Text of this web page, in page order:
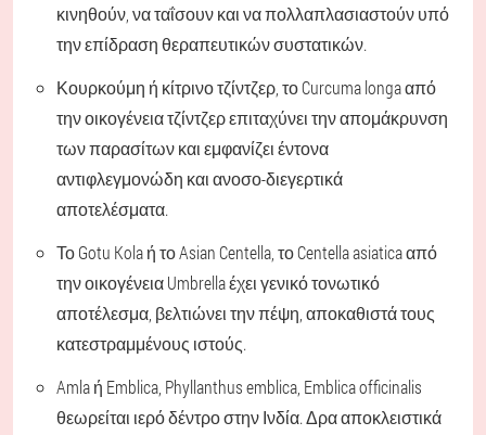
κινηθούν, να ταΐσουν και να πολλαπλασιαστούν υπό
την επίδραση θεραπευτικών συστατικών.
Κουρκούμη ή κίτρινο τζίντζερ, το Curcuma longa από
την οικογένεια τζίντζερ επιταχύνει την απομάκρυνση
των παρασίτων και εμφανίζει έντονα
αντιφλεγμονώδη και ανοσο-διεγερτικά
αποτελέσματα.
Το Gotu Kola ή το Asian Centella, το Centella asiatica από
την οικογένεια Umbrella έχει γενικό τονωτικό
αποτέλεσμα, βελτιώνει την πέψη, αποκαθιστά τους
κατεστραμμένους ιστούς.
Amla ή Emblica, Phyllanthus emblica, Emblica officinalis
θεωρείται ιερό δέντρο στην Ινδία. Δρα αποκλειστικά